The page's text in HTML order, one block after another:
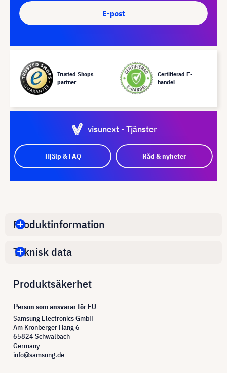
E-post
Trusted Shops
partner
Certifierad E-
handel
visunext - Tjänster
Hjälp & FAQ Råd & nyheter
Produktinformation
Teknisk data
Produktsäkerhet
Person som ansvarar för EU
Samsung Electronics GmbH
Am Kronberger Hang 6
65824 Schwalbach
Germany
info@samsung.de